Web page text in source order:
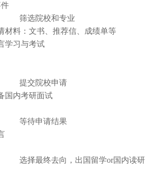
筛选院校和专业
材料：文书、推荐信、成绩单等
学习与考试
提交院校申请
国内考研面试
等待申请结果
选择最终去向，出国留学or国内读研